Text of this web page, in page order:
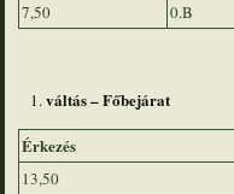
7,50
0.B
váltás – Főbejárat
Érkezés
13,50